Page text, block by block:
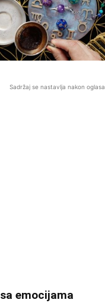
Sadržaj se nastavlja nakon oglasa
emocijama